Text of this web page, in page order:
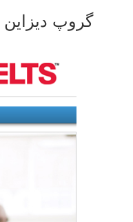
گروپ دیزاین